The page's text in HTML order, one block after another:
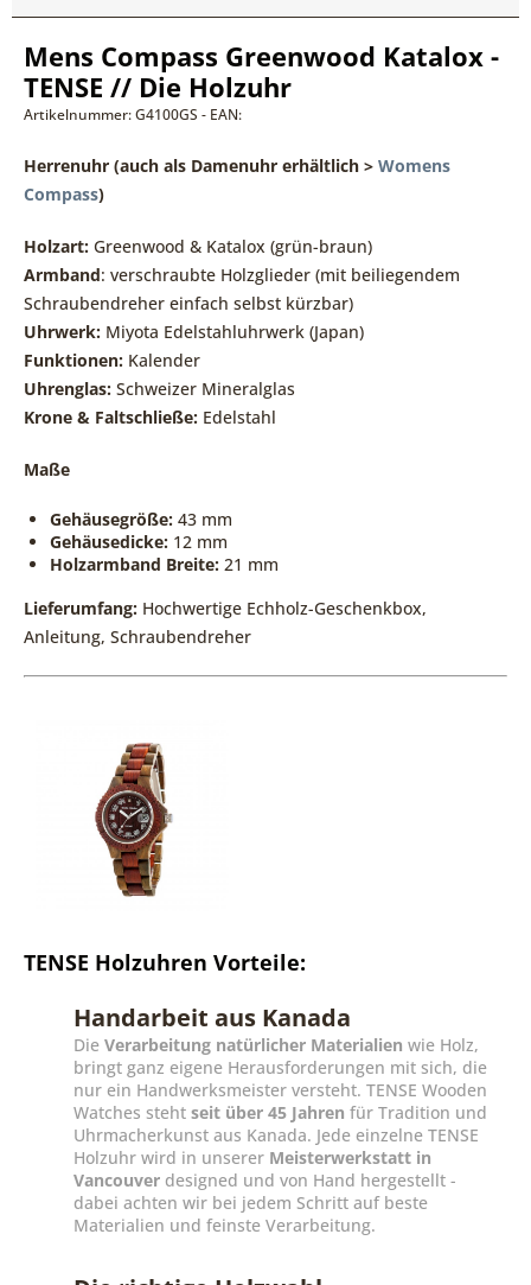
Mens Compass Greenwood Katalox -
TENSE // Die Holzuhr
Artikelnummer: G4100GS - EAN:
Herrenuhr (auch als Damenuhr erhältlich > Womens
Compass)
Holzart: Greenwood & Katalox (grün-braun)
Armband: verschraubte Holzglieder (mit beiliegendem
Schraubendreher einfach selbst kürzbar)
Uhrwerk: Miyota Edelstahluhrwerk (Japan)
Funktionen: Kalender
Uhrenglas: Schweizer Mineralglas
Krone & Faltschließe: Edelstahl
Maße
Gehäusegröße: 43 mm
Gehäusedicke: 12 mm
Holzarmband Breite: 21 mm
Lieferumfang: Hochwertige Echholz-Geschenkbox,
Anleitung, Schraubendreher
TENSE Holzuhren Vorteile:
Handarbeit aus Kanada
Die Verarbeitung natürlicher Materialien wie Holz,
bringt ganz eigene Herausforderungen mit sich, die
nur ein Handwerksmeister versteht. TENSE Wooden
Watches steht seit über 45 Jahren für Tradition und
Uhrmacherkunst aus Kanada. Jede einzelne TENSE
Holzuhr wird in unserer Meisterwerkstatt in
Vancouver designed und von Hand hergestellt -
dabei achten wir bei jedem Schritt auf beste
Materialien und feinste Verarbeitung.